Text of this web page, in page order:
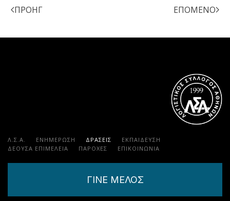
ΠΡΟΗΓ ΕΠΌΜΕΝΟ
Λ.Σ.Α. ΕΝΗΜΕΡΩΣΗ ΔΡΑΣΕΙΣ
ΕΚΠΑΊΔΕΥΣΗ
ΔΕΟΥΣΑ ΕΠΙΜΕΛΕΙΑ
ΠΑΡΟΧΈΣ ΕΠΙΚΟΙΝΩΝΊΑ
ΓΙΝΕ ΜΕΛΟΣ